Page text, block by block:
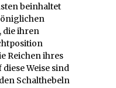
beinhaltet
die ihren
Reichen ihres
Weise sind
Schalthebeln